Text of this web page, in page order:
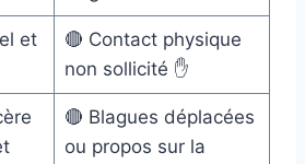
et
🔴 Contact physique
non sollicité ✋
🔴 Blagues déplacées
ou propos sur la